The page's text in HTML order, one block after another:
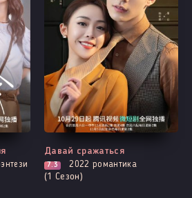
Все серии
Давай сражаться
7.3 2022 романтика
(1 Сезон)